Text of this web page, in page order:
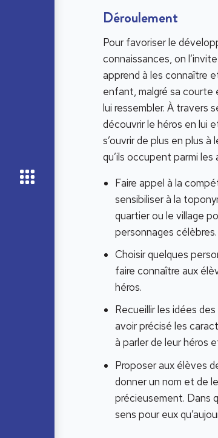
Déroulement
Pour favoriser le
connaissances, on
apprend à les connaître
enfant, malgré sa courte
lui ressembler. À travers
découvrir le héros en lui
s’ouvrir de plus en plus
qu’ils occupent parmi
Faire appel à la
sensibiliser à la
quartier ou le village
personnages célèbres.
Choisir quelques
faire connaître aux
héros.
Recueillir les idées
avoir précisé les
à parler de leur héros
Proposer aux élèves
donner un nom et de
précieusement. Dans
sens pour eux